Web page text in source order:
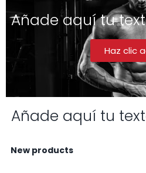
Añade aquí tu
Haz clic
Añade aquí tu
New products